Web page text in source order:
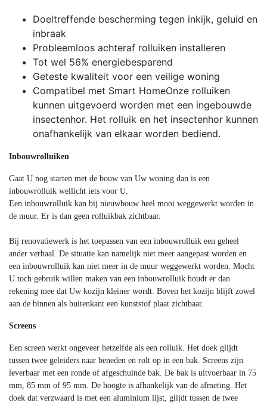
Doeltreffende bescherming tegen inkijk, geluid en
inbraak
Probleemloos achteraf rolluiken installeren
Tot wel 56% energiebesparend
Geteste kwaliteit voor een veilige woning
Compatibel met Smart HomeOnze rolluiken
kunnen uitgevoerd worden met een ingebouwde
insectenhor. Het rolluik en het insectenhor kunnen
onafhankelijk van elkaar worden bediend.
Inbouwrolluiken
Gaat U nog starten met de bouw van Uw woning dan is een
inbouwrolluik wellicht iets voor U.
Een inbouwrolluik kan bij nieuwbouw heel mooi weggewerkt worden in
de muur. Er is dan geen rolluikbak zichtbaar.
Bij renovatiewerk is het toepassen van een inbouwrolluik een geheel
ander verhaal. De situatie kan namelijk niet meer aangepast worden en
een inbouwrolluik kan niet meer in de muur weggewerkt worden. Mocht
U toch gebruik willen maken van een inbouwrolluik houdt er dan
rekening mee dat Uw kozijn kleiner wordt. Boven het kozijn blijft zowel
aan de binnen als buitenkant een kunststof plaat zichtbaar.
Screens
Een screen werkt ongeveer hetzelfde als een rolluik. Het doek glijdt
tussen twee geleiders naar beneden en rolt op in een bak. Screens zijn
leverbaar met een ronde of afgeschuinde bak. De bak is uitvoerbaar in 75
mm, 85 mm of 95 mm. De hoogte is afhankelijk van de afmeting. Het
doek dat verzwaard is met een aluminium lijst, glijdt tussen de twee